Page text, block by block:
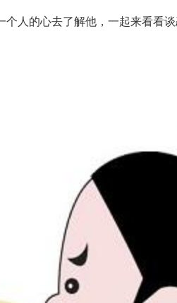
人的心去了解他，一起来看看